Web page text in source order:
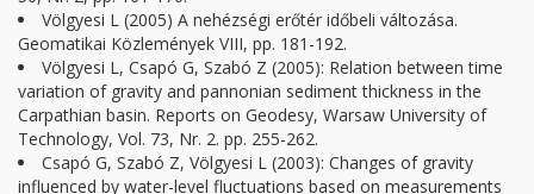
Völgyesi L (2005) A nehézségi erőtér időbeli változása.
Geomatikai Közlemények VIII, pp. 181-192.
Völgyesi L, Csapó G, Szabó Z (2005): Relation between time
variation of gravity and pannonian sediment thickness in the
Carpathian basin. Reports on Geodesy, Warsaw University of
Technology, Vol. 73, Nr. 2. pp. 255-262.
Csapó G, Szabó Z, Völgyesi L (2003): Changes of gravity
influenced by water-level fluctuations based on measurements